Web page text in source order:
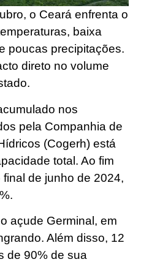
o Ceará enfrenta o
baixa
poucas precipitações.
direto no volume
nos
pela Companhia de
(Cogerh) está
total. Ao fim
de junho de 2024,
açude Germinal, em
Além disso, 12
de 90% de sua